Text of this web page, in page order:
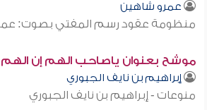
عمرو شاهين
منظومة عقود رسم المفتي بصوت:
موشح بعنوان ياصاحب الهم إن
إبراهيم بن نايف الجبوري
منوعات - إبراهيم بن نايف الجبوري